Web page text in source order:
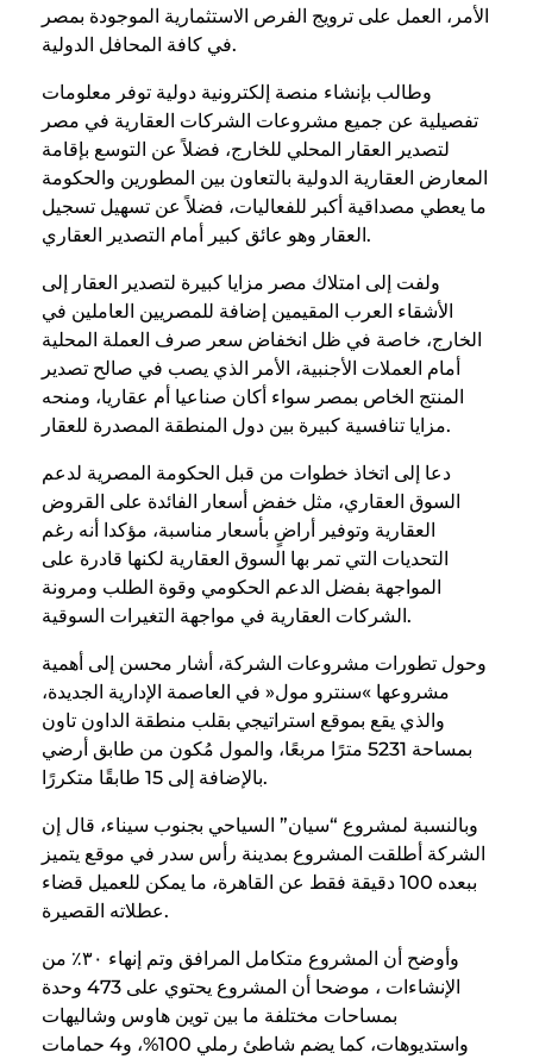
الأمر، العمل على ترويج الفرص الاستثمارية الموجودة بمصر
في كافة المحافل الدولية.
وطالب بإنشاء منصة إلكترونية دولية توفر معلومات
تفصيلية عن جميع مشروعات الشركات العقارية في مصر
لتصدير العقار المحلي للخارج، فضلاً عن التوسع بإقامة
المعارض العقارية الدولية بالتعاون بين المطورين والحكومة
ما يعطي مصداقية أكبر للفعاليات، فضلاً عن تسهيل تسجيل
العقار وهو عائق كبير أمام التصدير العقاري.
ولفت إلى امتلاك مصر مزايا كبيرة لتصدير العقار إلى
الأشقاء العرب المقيمين إضافة للمصريين العاملين في
الخارج، خاصة في ظل انخفاض سعر صرف العملة المحلية
أمام العملات الأجنبية، الأمر الذي يصب في صالح تصدير
المنتج الخاص بمصر سواء أكان صناعيا أم عقاريا، ومنحه
مزايا تنافسية كبيرة بين دول المنطقة المصدرة للعقار.
دعا إلى اتخاذ خطوات من قبل الحكومة المصرية لدعم
السوق العقاري، مثل خفض أسعار الفائدة على القروض
العقارية وتوفير أراضٍ بأسعار مناسبة، مؤكدا أنه رغم
التحديات التي تمر بها السوق العقارية لكنها قادرة على
المواجهة بفضل الدعم الحكومي وقوة الطلب ومرونة
الشركات العقارية في مواجهة التغيرات السوقية.
وحول تطورات مشروعات الشركة، أشار محسن إلى أهمية
مشروعها »سنترو مول« في العاصمة الإدارية الجديدة،
والذي يقع بموقع استراتيجي بقلب منطقة الداون تاون
بمساحة 5231 مترًا مربعًا، والمول مُكون من طابق أرضي
بالإضافة إلى 15 طابقًا متكررًا.
وبالنسبة لمشروع “سيان” السياحي بجنوب سيناء، قال إن
الشركة أطلقت المشروع بمدينة رأس سدر في موقع يتميز
ببعده 100 دقيقة فقط عن القاهرة، ما يمكن للعميل قضاء
عطلاته القصيرة.
وأوضح أن المشروع متكامل المرافق وتم إنهاء ٣٠٪ من
الإنشاءات ، موضحا أن المشروع يحتوي على 473 وحدة
بمساحات مختلفة ما بين توين هاوس وشاليهات
واستديوهات، كما يضم شاطئ رملي 100%، و4 حمامات